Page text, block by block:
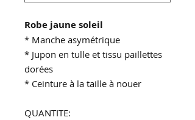
Robe jaune soleil
* Manche asymétrique
* Jupon en tulle et tissu paillettes
dorées
* Ceinture à la taille à nouer
QUANTITE: